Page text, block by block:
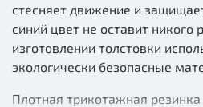
стесняет движение и
синий цвет не оставит
изготовлении толстовки
экологически безопасные
Плотная трикотажная